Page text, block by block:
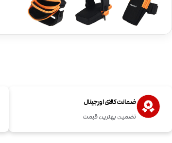
ضمانت کالای اورجینال
تضمین بهترین قیمت